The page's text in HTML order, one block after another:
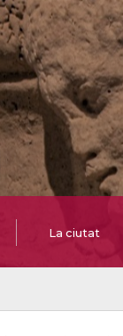
La ciutat